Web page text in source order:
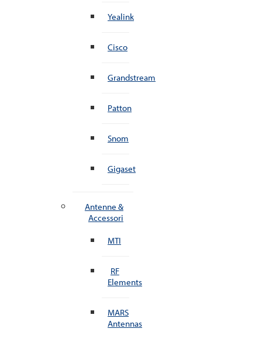
Yealink
Cisco
Grandstream
Patton
Snom
Gigaset
Antenne &
Accessori
MTI
RF
Elements
MARS
Antennas